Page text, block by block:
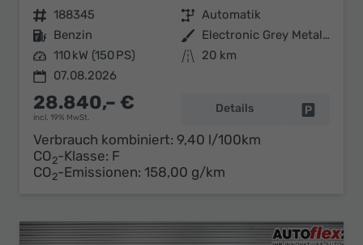
Fahrzeugnr. 188345 Getriebe Automatik
Kraftstoff Benzin Außenfarbe
Electronic Grey Metallic ()
Leistung 110 kW (150 PS) Kilometerstand
20 km
07.08.2026
28.840,– €
incl. 19% MwSt.
Details
Verbrauch kombiniert: 9,40 l/100km
CO2-Klasse: F
CO2-Emissionen: 158,00 g/km